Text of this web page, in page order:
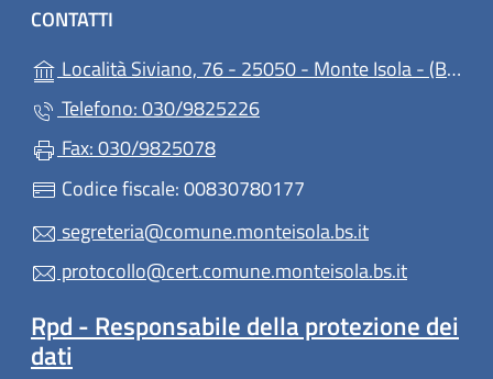
CONTATTI
Località Siviano, 76 - 25050 - Monte Isola - (BS)
Telefono: 030/9825226
Fax: 030/9825078
Codice fiscale: 00830780177
segreteria@comune.monteisola.bs.it
protocollo@cert.comune.monteisola.bs.it
Rpd - Responsabile della protezione dei
dati